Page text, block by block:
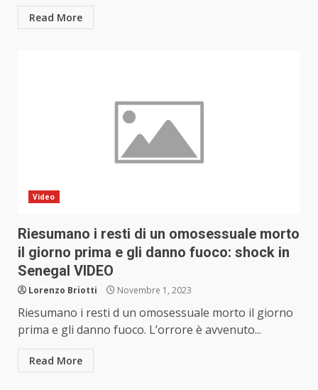
Read More
Video
Riesumano i resti di un omosessuale morto
il giorno prima e gli danno fuoco: shock in
Senegal VIDEO
Lorenzo Briotti Novembre 1, 2023
Riesumano i resti d un omosessuale morto il giorno
prima e gli danno fuoco. L’orrore è avvenuto...
Read More